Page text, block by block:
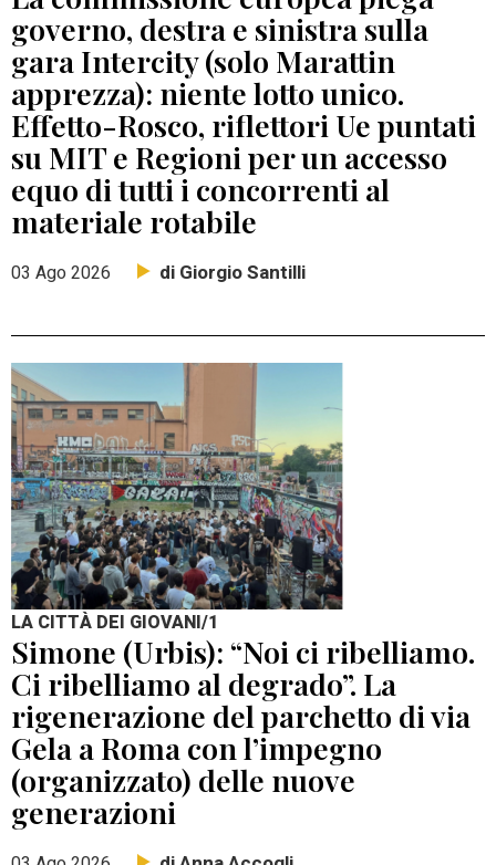
governo, destra e sinistra sulla
gara Intercity (solo Marattin
apprezza): niente lotto unico.
Effetto-Rosco, riflettori Ue puntati
su MIT e Regioni per un accesso
equo di tutti i concorrenti al
materiale rotabile
03 Ago 2026 di Giorgio Santilli
LA CITTÀ DEI GIOVANI/1
Simone (Urbis): “Noi ci ribelliamo.
Ci ribelliamo al degrado”. La
rigenerazione del parchetto di via
Gela a Roma con l’impegno
(organizzato) delle nuove
generazioni